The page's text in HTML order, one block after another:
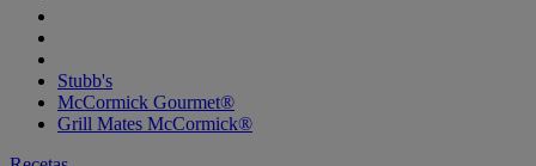
Stubb's
McCormick Gourmet®
Grill Mates McCormick®